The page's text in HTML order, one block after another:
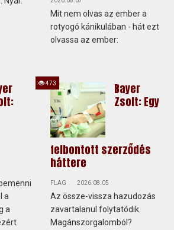
Mit nem olvas az ember a
rotyogó kánikulában - hát ezt
olvassa az ember:
a
a
Bayer
Zsolt: Egy
felbontott szerződés
háttere
FLAG 2026.08.05
Az össze-vissza hazudozás
zavartalanul folytatódik.
Magánszorgalomból?
473